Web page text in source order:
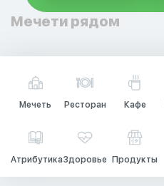
Мечети рядом
Мечеть Ресторан Кафе
АтрибутикаЗдоровье Продукты